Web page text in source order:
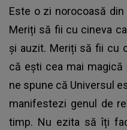
Este o zi norocoasă
Meriți să fii cu cineva
și auzit. Meriți să fii cu
că ești cea mai magică
ne spune că Universul
manifestezi genul de
timp. Nu ezita să îți